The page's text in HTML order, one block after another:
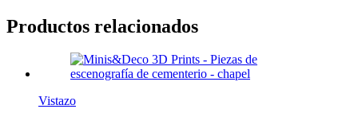
Productos relacionados
Vistazo